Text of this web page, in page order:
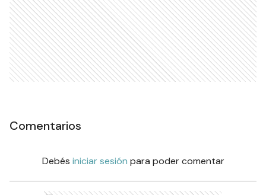
Comentarios
Debés iniciar sesión para poder comentar